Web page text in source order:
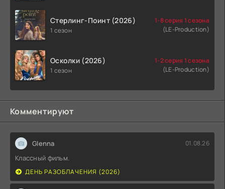
Стерлинг-Поинт (2026)
1 сезон
1-8 серия 1 сезона
(LE-Production)
Осколки (2026)
1 сезон
1-2 серия 1 сезона
(LE-Production)
Комментируют
Glenna 01.08.26
Классный фильм.
ДЕНЬ РАЗОБЛАЧЕНИЯ (2026)